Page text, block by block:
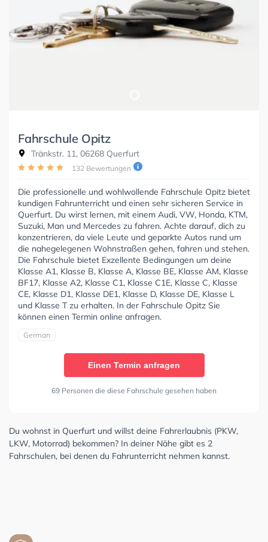
Fahrschule Opitz
Tränkstr. 11, 06268 Querfurt
132 Bewertungen
Die professionelle und wohlwollende Fahrschule Opitz bietet
kundigen Fahrunterricht und einen sehr sicheren Service in
Querfurt. Du wirst lernen, mit einem Audi, VW, Honda, KTM,
Suzuki, Man und Mercedes zu fahren. Achte darauf, dich zu
konzentrieren, da viele Leute und geparkte Autos rund um
die nahegelegenen Wohnstraßen gehen, fahren und stehen.
Die Fahrschule bietet Exzellente Bedingungen um deine
Klasse A1, Klasse B, Klasse A, Klasse BE, Klasse AM, Klasse
BF17, Klasse A2, Klasse C1, Klasse C1E, Klasse C, Klasse
CE, Klasse D1, Klasse DE1, Klasse D, Klasse DE, Klasse L
und Klasse T zu erhalten. In der Fahrschule Opitz Sie
können einen Termin online anfragen.
German
Einen Termin anfragen
69 Personen die diese Fahrschule gesehen haben
Du wohnst in Querfurt und willst deine Fahrerlaubnis (PKW,
LKW, Motorrad) bekommen? In deiner Nähe gibt es 2
Fahrschulen, bei denen du Fahrunterricht nehmen kannst.